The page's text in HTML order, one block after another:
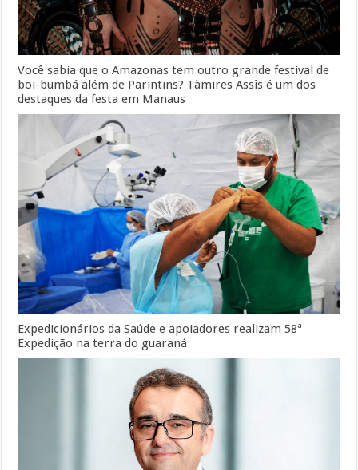
Você sabia que o Amazonas tem outro grande festival de
boi-bumbá além de Parintins? Tàmires Assîs é um dos
destaques da festa em Manaus
Expedicionários da Saúde e apoiadores realizam 58ª
Expedição na terra do guaraná